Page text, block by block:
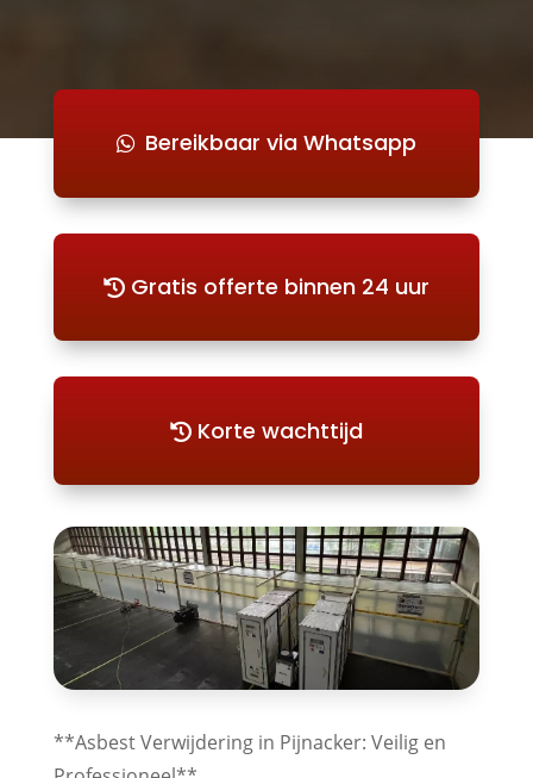
Bereikbaar via Whatsapp
Gratis offerte binnen 24 uur
Korte wachttijd
**Asbest Verwijdering in Pijnacker: Veilig en